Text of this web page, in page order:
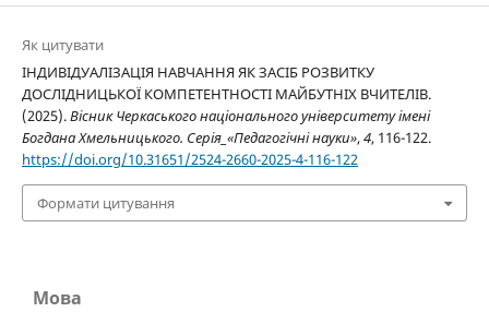
Як цитувати
ІНДИВІДУАЛІЗАЦІЯ НАВЧАННЯ ЯК ЗАСІБ РОЗВИТКУ
ДОСЛІДНИЦЬКОЇ КОМПЕТЕНТНОСТІ МАЙБУТНІХ ВЧИТЕЛІВ.
(2025).Вісник Черкаського національного університету імені
Богдана Хмельницького. Серія_«Педагогічні науки»,4, 116-122.
https://doi.org/10.31651/2524-2660-2025-4-116-122
Формати цитування
Мова